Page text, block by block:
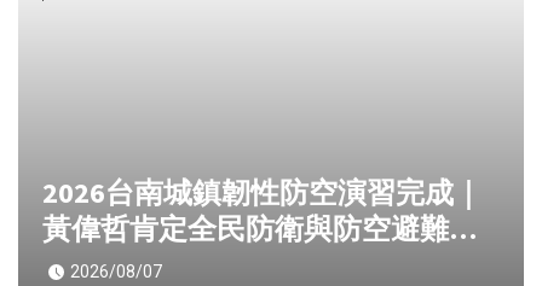
2026台南城鎮韌性防空演習完成｜
黃偉哲肯定全民防衛與防空避難整
備 2026/08/07